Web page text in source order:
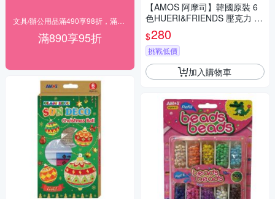
滿890享95折
【AMOS 阿摩司】韓國原裝 6
色HUERI&FRIENDS 壓克力 模
型板 DIY 玻璃彩繪 組/ 組 SD10
P6-H
$280
挑戰低價
加入購物車